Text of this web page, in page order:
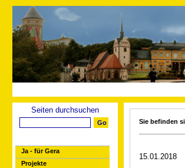
Seiten durchsuchen
Ja - für Gera
Projekte
Sie befinden
15.01.2018